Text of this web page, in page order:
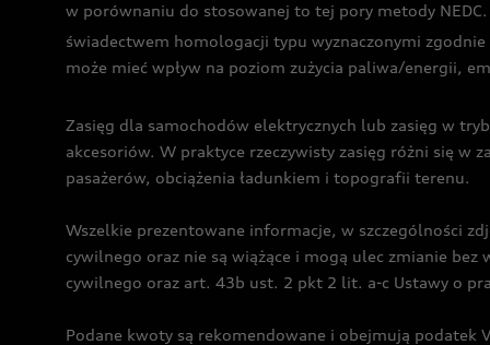
w porównaniu do stosowanej to tej pory metody
świadectwem homologacji typu wyznaczonymi
może mieć wpływ na poziom zużycia paliwa/energii,
Zasięg dla samochodów elektrycznych lub zasięg w
akcesoriów. W praktyce rzeczywisty zasięg różni się
pasażerów, obciążenia ładunkiem i topografii terenu.
Wszelkie prezentowane informacje, w szczególności
cywilnego oraz nie są wiążące i mogą ulec zmianie
cywilnego oraz art. 43b ust. 2 pkt 2 lit. a-c Ustawy o
Podane kwoty są rekomendowane i obejmują podatek